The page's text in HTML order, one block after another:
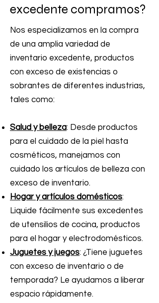
excedente compramos?
Nos especializamos en la compra
de una amplia variedad de
inventario excedente, productos
con exceso de existencias o
sobrantes de diferentes industrias,
tales como:
Salud y belleza: Desde productos
para el cuidado de la piel hasta
cosméticos, manejamos con
cuidado los artículos de belleza con
exceso de inventario.
Hogar y artículos domésticos:
Liquide fácilmente sus excedentes
de utensilios de cocina, productos
para el hogar y electrodomésticos.
Juguetes y juegos: ¿Tiene juguetes
con exceso de inventario o de
temporada? Le ayudamos a liberar
espacio rápidamente.